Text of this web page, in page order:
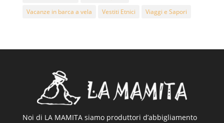
Vacanze in barca a vela
Vestiti Etnici Viaggi e Sapori
Noi di LA MAMITA siamo produttori d’abbigliamento